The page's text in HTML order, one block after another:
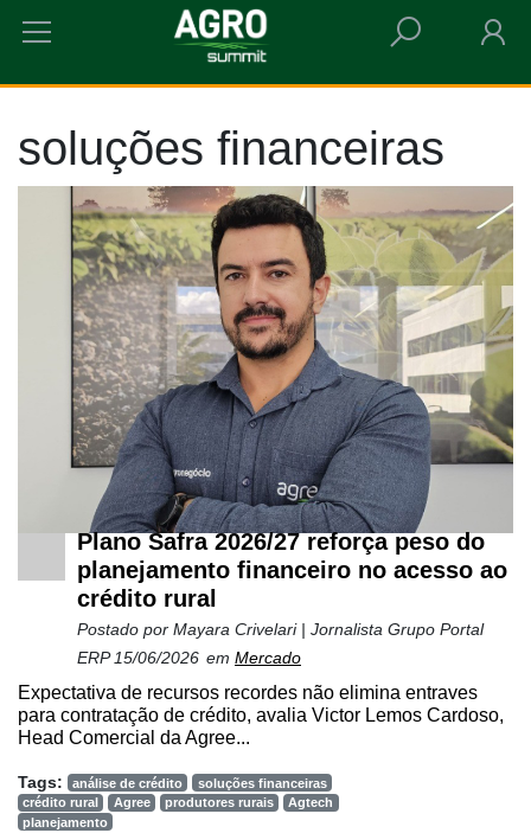
HOME SOLUÇÕES FINANCEIRAS
soluções financeiras
Plano Safra 2026/27 reforça peso do
planejamento financeiro no acesso ao
crédito rural
Postado por Mayara Crivelari | Jornalista Grupo Portal
ERP 15/06/2026 em Mercado
Expectativa de recursos recordes não elimina entraves
para contratação de crédito, avalia Victor Lemos Cardoso,
Head Comercial da Agree...
Tags: análise de crédito
soluções financeiras
crédito rural
Agree produtores rurais
Agtech
planejamento